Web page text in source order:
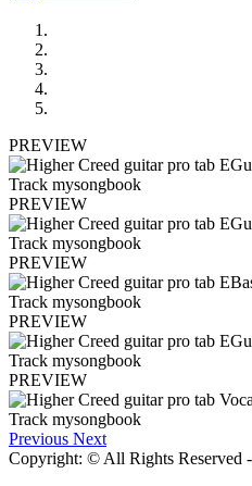
PREVIEW
PREVIEW
PREVIEW
PREVIEW
PREVIEW
Previous Next
Copyright: © All Rights Reserved